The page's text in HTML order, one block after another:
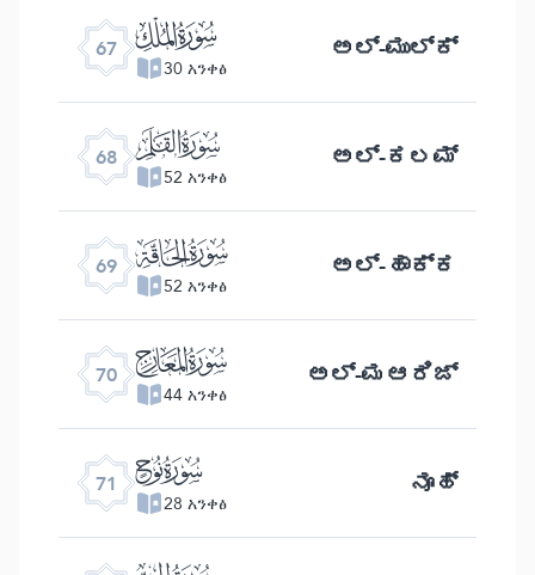
67 ﯰ
30 አንቀፅ ಅಲ್ -ಮುಲ್ಕ್
68 ﯱ
52 አንቀፅ ಅಲ್- ಕಲಮ್
69 ﯲ
52 አንቀፅ ಅಲ್ -ಹಾಕ್ಕ
70 ﯳ
44 አንቀፅ ಅಲ್ -ಮಆರಿಜ್
71 ﯴ
28 አንቀፅ ನೂಹ್